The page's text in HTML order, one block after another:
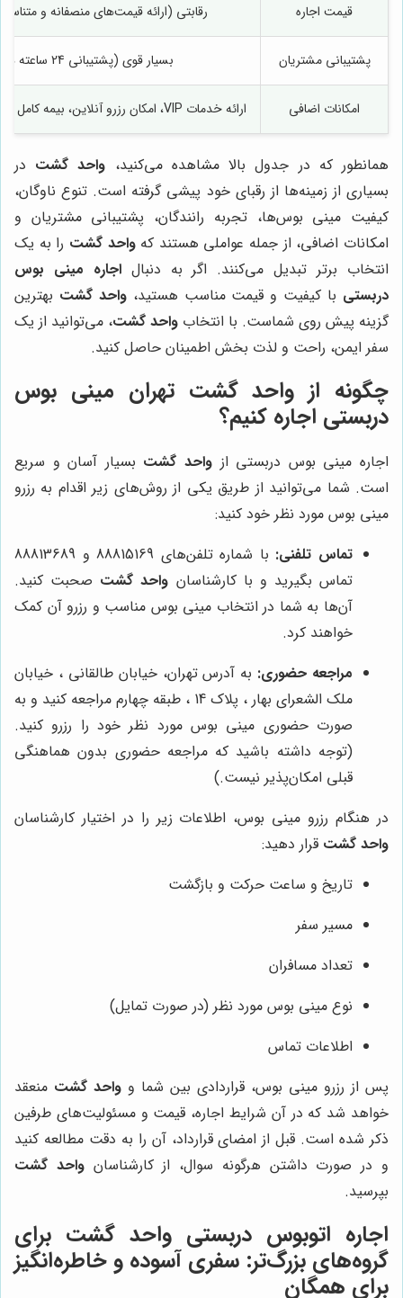
قیمت اجاره رقابتی (ارائه قیمت‌های منصفانه و
پشتیبانی مشتریان بسیار قوی (پشتیبانی 24 ساعته در 7 روز هفته)
امکانات اضافی ارائه خدمات VIP، امکان رزرو آنلاین، بیمه کامل مسافران، امکان انتخاب راننده
همانطور که در جدول بالا مشاهده می‌کنید، واحد گشت در
بسیاری از زمینه‌ها از رقبای خود پیشی گرفته است. تنوع ناوگان،
کیفیت مینی بوس‌ها، تجربه رانندگان، پشتیبانی مشتریان و
امکانات اضافی، از جمله عواملی هستند کهواحد گشت را به یک
انتخاب برتر تبدیل می‌کنند. اگر به دنبالاجاره مینی بوس
دربستی با کیفیت و قیمت مناسب هستید،واحد گشت بهترین
گزینه پیش روی شماست. با انتخاب واحد گشت، می‌توانید از یک
سفر ایمن، راحت و لذت بخش اطمینان حاصل کنید.
چگونه از واحد گشت تهران مینی بوس
دربستی اجاره کنیم؟
اجاره مینی بوس دربستی از واحد گشت بسیار آسان و سریع
است. شما می‌توانید از طریق یکی از روش‌های زیر اقدام به رزرو
مینی بوس مورد نظر خود کنید:
تماس تلفنی:
با شماره تلفن‌های 88815169 و 88813689
تماس بگیرید و با کارشناسان واحد گشت صحبت کنید.
آن‌ها به شما در انتخاب مینی بوس مناسب و رزرو آن کمک
خواهند کرد.
مراجعه حضوری: به آدرس تهران، خیابان طالقانی ، خیابان
ملک الشعرای بهار ، پلاک 14 ، طبقه چهارم مراجعه کنید و به
صورت حضوری مینی بوس مورد نظر خود را رزرو کنید.
(توجه داشته باشید که مراجعه حضوری بدون هماهنگی
قبلی امکان‌پذیر نیست.)
در هنگام رزرو مینی بوس، اطلاعات زیر را در اختیار کارشناسان
واحد گشت قرار دهید:
تاریخ و ساعت حرکت و بازگشت
مسیر سفر
تعداد مسافران
نوع مینی بوس مورد نظر (در صورت تمایل)
اطلاعات تماس
پس از رزرو مینی بوس، قراردادی بین شما و واحد گشت منعقد
خواهد شد که در آن شرایط اجاره، قیمت و مسئولیت‌های طرفین
ذکر شده است. قبل از امضای قرارداد، آن را به دقت مطالعه کنید
و در صورت داشتن هرگونه سوال، از کارشناسانواحد گشت
بپرسید.
اجاره اتوبوس دربستی واحد گشت برای
گروه‌های بزرگ‌تر: سفری آسوده و خاطره‌انگیز
برای همگان